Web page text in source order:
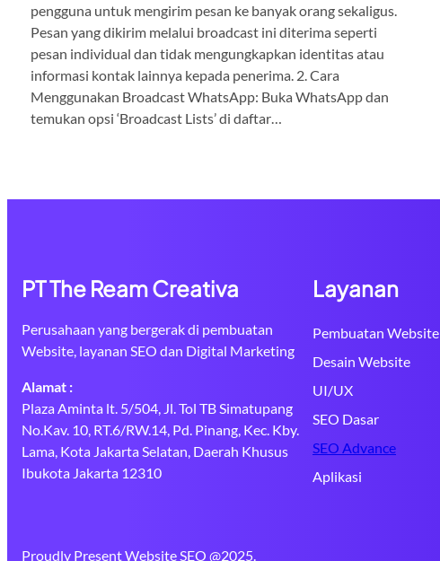
pengguna untuk mengirim pesan ke banyak orang sekaligus.
Pesan yang dikirim melalui broadcast ini diterima seperti
pesan individual dan tidak mengungkapkan identitas atau
informasi kontak lainnya kepada penerima. 2. Cara
Menggunakan Broadcast WhatsApp: Buka WhatsApp dan
temukan opsi ‘Broadcast Lists’ di daftar…
PT The Ream Creativa
Perusahaan yang bergerak di pembuatan
Website, layanan SEO dan Digital Marketing
Alamat :
Plaza Aminta lt. 5/504, Jl. Tol TB Simatupang
No.Kav. 10, RT.6/RW.14, Pd. Pinang, Kec. Kby.
Lama, Kota Jakarta Selatan, Daerah Khusus
Ibukota Jakarta 12310
Layanan
Pembuatan Website
Desain Website
UI/UX
SEO Dasar
SEO Advance
Aplikasi
Proudly Present Website SEO @2025.